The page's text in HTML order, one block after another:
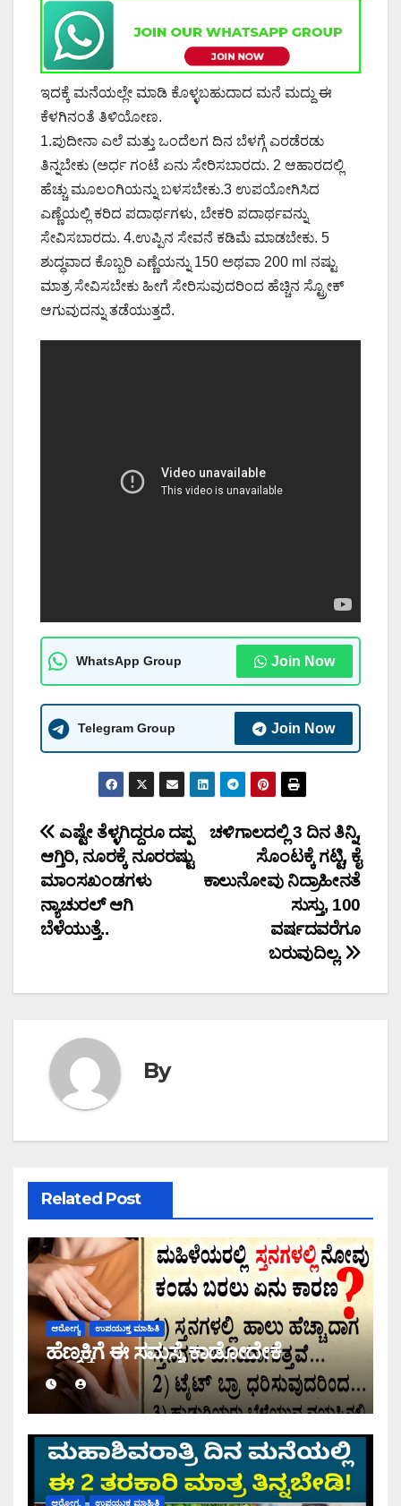
ಇದಕ್ಕೆ ಮನೆಯಲ್ಲೇ ಮಾಡಿ ಕೊಳ್ಳಬಹುದಾದ ಮನೆ ಮದ್ದು ಈ
ಕೆಳಗಿನಂತೆ ತಿಳಿಯೋಣ.
1.ಪುದೀನಾ ಎಲೆ ಮತ್ತು ಒಂದೆಲಗ ದಿನ ಬೆಳಗ್ಗೆ ಎರಡೆರಡು
ತಿನ್ನಬೇಕು (ಅರ್ಧ ಗಂಟೆ ಏನು ಸೇರಿಸಬಾರದು. 2 ಆಹಾರದಲ್ಲಿ
ಹೆಚ್ಚು ಮೂಲಂಗಿಯನ್ನು ಬಳಸಬೇಕು.3 ಉಪಯೋಗಿಸಿದ
ಎಣ್ಣೆಯಲ್ಲಿ ಕರಿದ ಪದಾರ್ಥಗಳು, ಬೇಕರಿ ಪದಾರ್ಥವನ್ನು
ಸೇವಿಸಬಾರದು. 4.ಉಪ್ಪಿನ ಸೇವನೆ ಕಡಿಮೆ ಮಾಡಬೇಕು. 5
ಶುದ್ಧವಾದ ಕೊಬ್ಬರಿ ಎಣ್ಣೆಯನ್ನು 150 ಅಥವಾ 200 ml ನಷ್ಟು
ಮಾತ್ರ ಸೇವಿಸಬೇಕು ಹೀಗೆ ಸೇರಿಸುವುದರಿಂದ ಹೆಚ್ಚಿನ ಸ್ಟ್ರೋಕ್
ಆಗುವುದನ್ನು ತಡೆಯುತ್ತದೆ.
WhatsApp Group Join Now
Telegram Group Join Now
Post
navigation
ಚಳಿಗಾಲದಲ್ಲಿ 3 ದಿನ ತಿನ್ನಿ,
ಸೊಂಟಕ್ಕೆ ಗಟ್ಟಿ, ಕೈ
ಕಾಲುನೋವು ನಿದ್ರಾಹೀನತೆ
ಸುಸ್ತು, 100
ವರ್ಷದವರೆಗೂ
ಬರುವುದಿಲ್ಲ.
ಎಷ್ಟೇ ತೆಳ್ಳಗಿದ್ದರೂ ದಪ್ಪ
ಆಗ್ತಿರಿ, ನೂರಕ್ಕೆ ನೂರರಷ್ಟು
ಮಾಂಸಖಂಡಗಳು
ನ್ಯಾಚುರಲ್ ಆಗಿ
ಬೆಳೆಯುತ್ತೆ..
By
Related Post
ಆರೋಗ್ಯ ಉಪಯುಕ್ತ ಮಾಹಿತಿ
ಹೆಣ್ಮಕ್ಕಿಗೆ ಈ ಸಮಸ್ಯೆ ಕಾಡೋದೇಕೆ
ಆರೋಗ್ಯ ಉಪಯುಕ್ತ ಮಾಹಿತಿ